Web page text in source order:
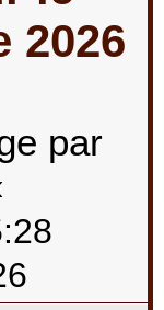
2026
par